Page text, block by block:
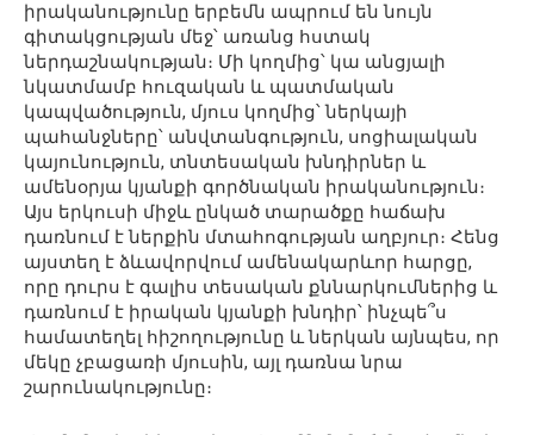
իրականությունը երբեմն ապրում են նույն
գիտակցության մեջ՝ առանց հստակ
ներդաշնակության։ Մի կողմից՝ կա անցյալի
նկատմամբ հուզական և պատմական
կապվածություն, մյուս կողմից՝ ներկայի
պահանջները՝ անվտանգություն, սոցիալական
կայունություն, տնտեսական խնդիրներ և
ամենօրյա կյանքի գործնական իրականություն։
Այս երկուսի միջև ընկած տարածքը հաճախ
դառնում է ներքին մտահոգության աղբյուր։ Հենց
այստեղ է ձևավորվում ամենակարևոր հարցը,
որը դուրս է գալիս տեսական քննարկումներից և
դառնում է իրական կյանքի խնդիր՝ ինչպե՞ս
համատեղել հիշողությունը և ներկան այնպես, որ
մեկը չբացառի մյուսին, այլ դառնա նրա
շարունակությունը։